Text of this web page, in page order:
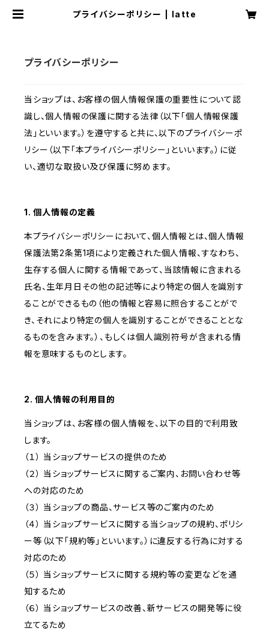
プライバシーポリシー | latte
プライバシーポリシー
当ショップは、お客様の個人情報保護の重要性について認
識し、個人情報の保護に関する法律（以下「個人情報保護
法」といいます。）を遵守すると共に、以下のプライバシーポ
リシー（以下「本プライバシーポリシー」といいます。）に従
い、適切な取扱い及び保護に努めます。
1. 個人情報の定義
本プライバシーポリシーにおいて、個人情報とは、個人情報
保護法第2条第1項により定義された個人情報、すなわち、
生存する個人に関する情報であって、当該情報に含まれる
氏名、生年月日その他の記述等により特定の個人を識別す
ることができるもの（他の情報と容易に照合することがで
き、それにより特定の個人を識別することができることとな
るものを含みます。）、もしくは個人識別符号が含まれる情
報を意味するものとします。
2. 個人情報の利用目的
当ショップは、お客様の個人情報を、以下の目的で利用致
します。
（１） 当ショップサービスの提供のため
（２） 当ショップサービスに関するご案内、お問い合わせ等
への対応のため
（３） 当ショップの商品、サービス等のご案内のため
（４） 当ショップサービスに関する当ショップの規約、ポリシ
ー等（以下「規約等」といいます。）に違反する行為に対する
対応のため
（５） 当ショップサービスに関する規約等の変更などを通
知するため
（６） 当ショップサービスの改善、新サービスの開発等に役
立てるため